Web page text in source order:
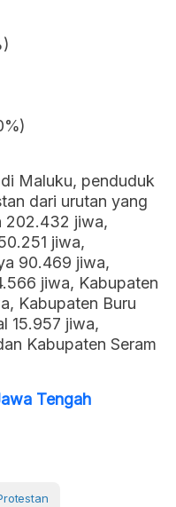
Maluku, penduduk
dari urutan yang
202.432 jiwa,
jiwa,
90.469 jiwa,
jiwa, Kabupaten
Kabupaten Buru
15.957 jiwa,
Kabupaten Seram
Tengah